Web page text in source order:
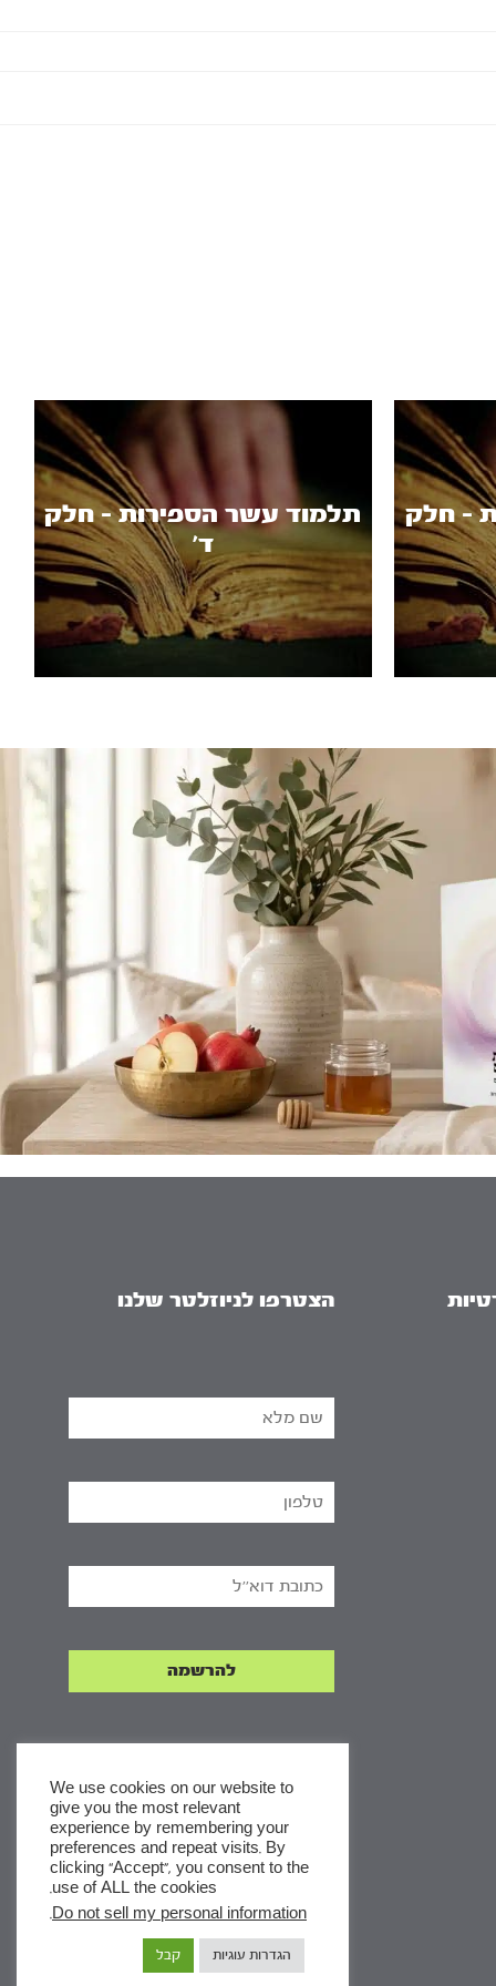
- חלק
תלמוד עשר הספירות - חלק
ד’
הצטרפו לניוזלטר שלנו
We use cookies on our website to
give you the most relevant
experience by remembering your
preferences and repeat visits. By
clicking “Accept”, you consent to the
use of ALL the cookies.
Do not sell my personal information
.
הגדרות עוגיות קבל
x
לסדרות
ומסלולי לימוד באתר